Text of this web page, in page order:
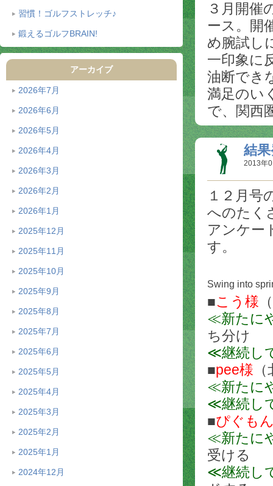
習慣！ゴルフストレッチ♪
鍛えるゴルフBRAIN!
アーカイブ
2026年7月
2026年6月
2026年5月
2026年4月
2026年3月
2026年2月
2026年1月
2025年12月
2025年11月
2025年10月
2025年9月
2025年8月
2025年7月
2025年6月
2025年5月
2025年4月
2025年3月
2025年2月
2025年1月
2024年12月
３月開催
ース。開
め腕試し
一印象に
油断でき
満足のい
で、関西
結
2013年
１２月号
へのたく
アンケー
す。
Swing into
■こう様
≪新たに
ち分け
≪継続し
■pee様
≪新たに
≪継続し
■ぴぐも
≪新たに
受ける
≪継続し